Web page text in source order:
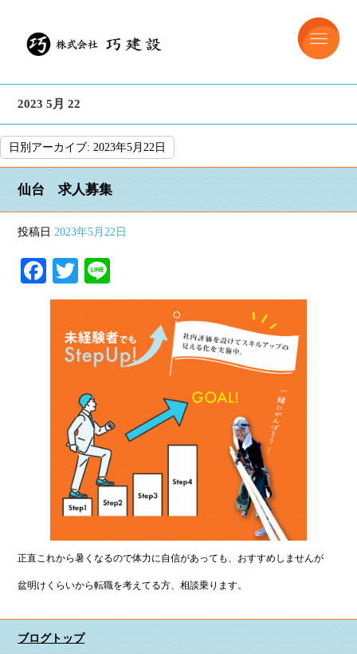
2023 5月 22
日別アーカイブ: 2023年5月22日
仙台 求人募集
投稿日 2023年5月22日
Facebook
Twitter
正直これから暑くなるので体力に自信があっても、おすすめしませんが
盆明けくらいから転職を考えてる方、相談乗ります。
ブログトップ